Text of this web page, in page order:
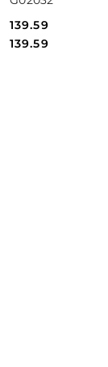
Cena:
139.59
Cena:
139.59